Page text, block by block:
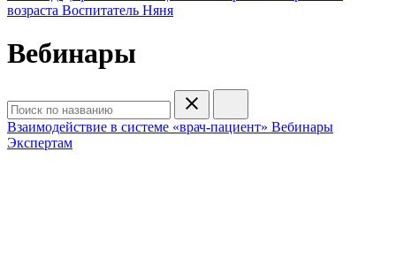
возраста Воспитатель Няня
Вебинары
Взаимодействие в системе «врач-пациент» Вебинары
Экспертам